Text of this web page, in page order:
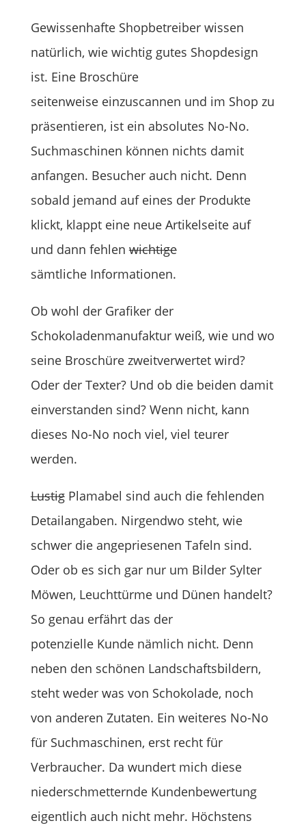
Gewissenhafte Shopbetreiber wissen
natürlich, wie wichtig gutes Shopdesign
ist. Eine Broschüre
seitenweise einzuscannen und im Shop zu
präsentieren, ist ein absolutes No-No.
Suchmaschinen können nichts damit
anfangen. Besucher auch nicht. Denn
sobald jemand auf eines der Produkte
klickt, klappt eine neue Artikelseite auf
und dann fehlenwichtige
sämtliche Informationen.
Ob wohl der Grafiker der
Schokoladenmanufaktur weiß, wie und wo
seine Broschüre zweitverwertet wird?
Oder der Texter? Und ob die beiden damit
einverstanden sind? Wenn nicht, kann
dieses No-No noch viel, viel teurer
werden.
LustigPlamabel sind auch die fehlenden
Detailangaben. Nirgendwo steht, wie
schwer die angepriesenen Tafeln sind.
Oder ob es sich gar nur um Bilder Sylter
Möwen, Leuchttürme und Dünen handelt?
So genau erfährt das der
potenzielle Kunde nämlich nicht. Denn
neben den schönen Landschaftsbildern,
steht weder was von Schokolade, noch
von anderen Zutaten. Ein weiteres No-No
für Suchmaschinen, erst recht für
Verbraucher. Da wundert mich diese
niederschmetternde Kundenbewertung
eigentlich auch nicht mehr. Höchstens